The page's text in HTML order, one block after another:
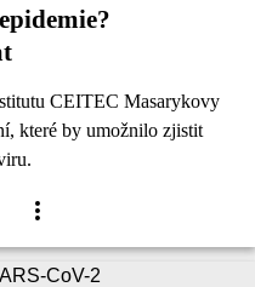
CEITEC Masarykovy
které by umožnilo zjistit